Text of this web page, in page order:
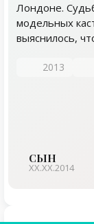
Лондоне.
модельных
выяснилось,
2013
СЫН
ХХ.ХХ.2014